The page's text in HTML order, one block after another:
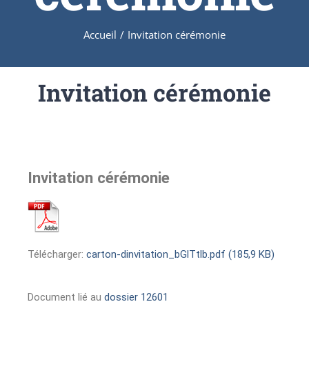
Accueil / Invitation cérémonie
Invitation cérémonie
Invitation cérémonie
Télécharger: carton-dinvitation_bGlTtlb.pdf (185,9 KB)
Document lié au dossier 12601